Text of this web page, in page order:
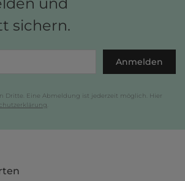
sichern.
Anmelden
Dritte. Eine Abmeldung ist jederzeit möglich. Hier